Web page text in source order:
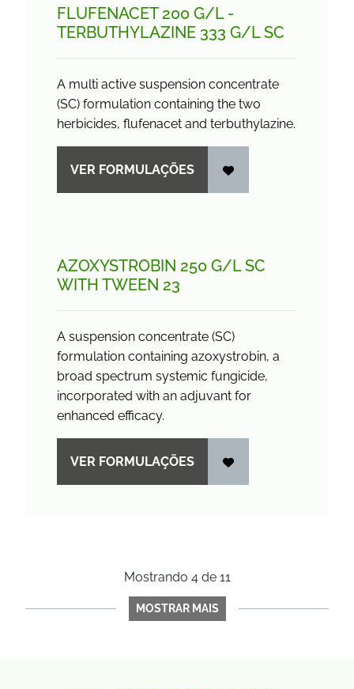
FLUFENACET 200 G/L -
TERBUTHYLAZINE 333 G/L SC
A multi active suspension concentrate
(SC) formulation containing the two
herbicides, flufenacet and terbuthylazine.
VER FORMULAÇÕES
AZOXYSTROBIN 250 G/L SC
WITH TWEEN 23
A suspension concentrate (SC)
formulation containing azoxystrobin, a
broad spectrum systemic fungicide,
incorporated with an adjuvant for
enhanced efficacy.
VER FORMULAÇÕES
Mostrando 4de 11
MOSTRAR MAIS